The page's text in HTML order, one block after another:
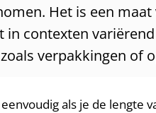
Het is een maat
contexten
verpakkingen of
als je de lengte